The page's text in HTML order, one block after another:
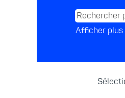
Afficher plus